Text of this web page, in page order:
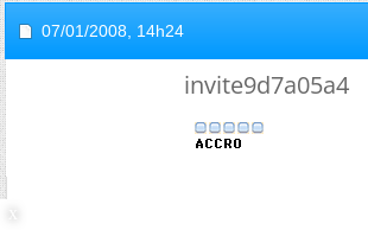
07/01/2008, 14h24
invite9d7a05a4